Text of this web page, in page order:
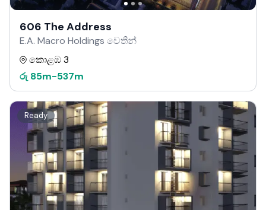
606 The Address
E.A. Macro Holdings වෙතින්
කොළඹ 3
රු 85m-537m
Ready